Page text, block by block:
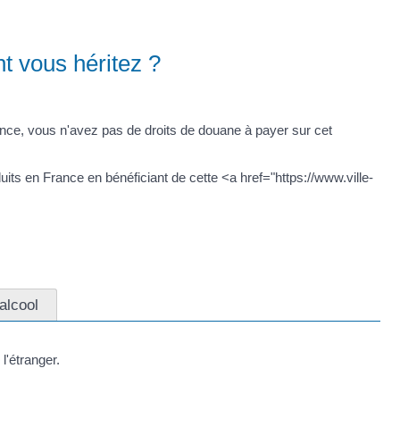
vous héritez ?
vous n'avez pas de droits de douane à payer sur cet
en France en bénéficiant de cette <a href="https://www.ville-